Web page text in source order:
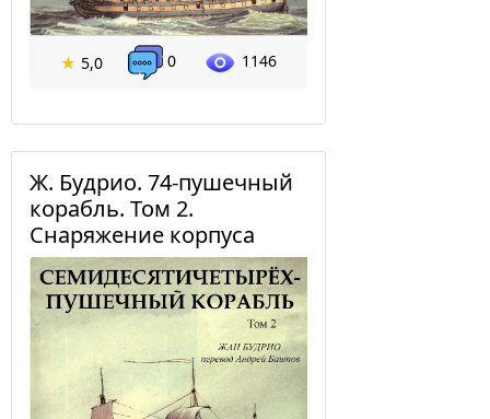
★ 5,0 0 1146
Ж. Будрио. 74-пушечный
корабль. Том 2.
Снаряжение корпуса